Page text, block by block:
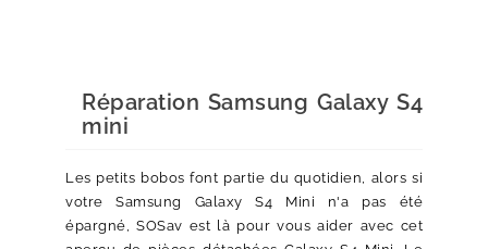
Réparation Samsung Galaxy S4
mini
Les petits bobos font partie du quotidien, alors si
votre Samsung Galaxy S4 Mini n'a pas été
épargné, SOSav est là pour vous aider avec cet